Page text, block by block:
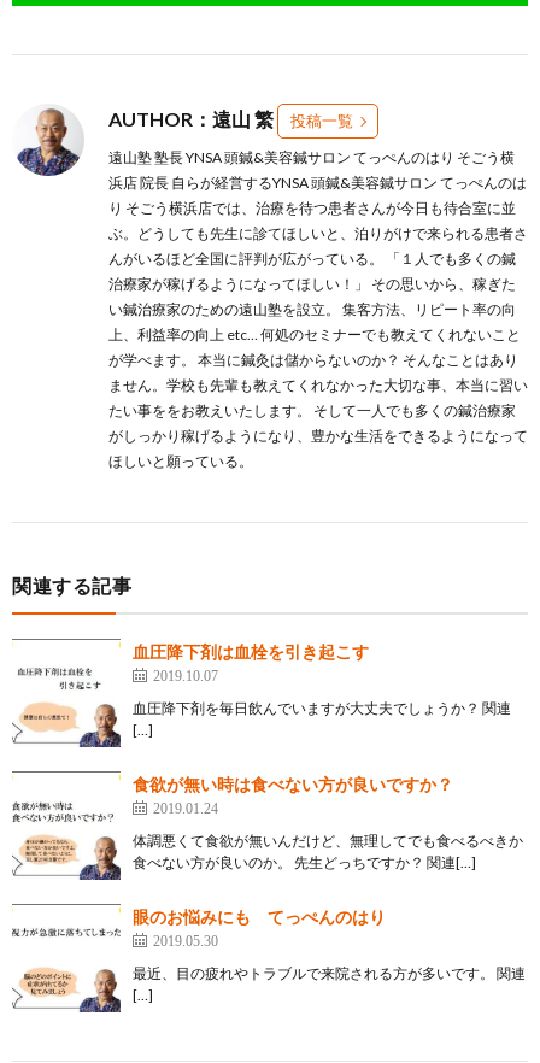
AUTHOR：遠山 繁 投稿一覧
遠山塾 塾長 YNSA 頭鍼&美容鍼サロン てっぺんのはり そごう横
浜店 院長 自らが経営するYNSA 頭鍼&美容鍼サロン てっぺんのは
り そごう横浜店では、治療を待つ患者さんが今日も待合室に並
ぶ。どうしても先生に診てほしいと、泊りがけで来られる患者さ
んがいるほど全国に評判が広がっている。 「１人でも多くの鍼
治療家が稼げるようになってほしい！」 その思いから、稼ぎた
い鍼治療家のための遠山塾を設立。 集客方法、リピート率の向
上、利益率の向上 etc… 何処のセミナーでも教えてくれないこと
が学べます。 本当に鍼灸は儲からないのか？ そんなことはあり
ません。学校も先輩も教えてくれなかった大切な事、本当に習い
たい事ををお教えいたします。 そして一人でも多くの鍼治療家
がしっかり稼げるようになり、豊かな生活をできるようになって
ほしいと願っている。
関連する記事
血圧降下剤は血栓を引き起こす
2019.10.07
血圧降下剤を毎日飲んでいますが大丈夫でしょうか？ 関連
[…]
食欲が無い時は食べない方が良いですか？
2019.01.24
体調悪くて食欲が無いんだけど、無理してでも食べるべきか
食べない方が良いのか。 先生どっちですか？ 関連[…]
眼のお悩みにも てっぺんのはり
2019.05.30
最近、目の疲れやトラブルで来院される方が多いです。 関連
[…]